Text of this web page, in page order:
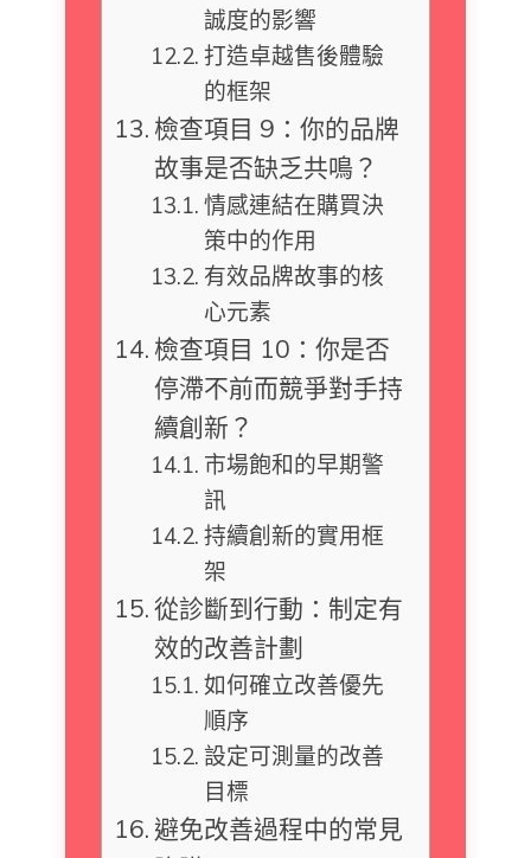
誠度的影響
打造卓越售後體驗
的框架
檢查項目 9：你的品牌
故事是否缺乏共鳴？
情感連結在購買決
策中的作用
有效品牌故事的核
心元素
檢查項目 10：你是否
停滯不前而競爭對手持
續創新？
市場飽和的早期警
訊
持續創新的實用框
架
從診斷到行動：制定有
效的改善計劃
如何確立改善優先
順序
設定可測量的改善
目標
避免改善過程中的常見